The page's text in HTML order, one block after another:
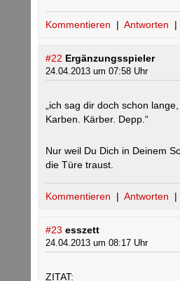
Kommentieren | Antworten |
#22 Ergänzungsspieler
24.04.2013 um 07:58 Uhr
„ich sag dir doch schon
Karben. Kärber. Depp.“
Nur weil Du Dich in Deinem
die Türe traust.
Kommentieren | Antworten |
#23 esszett
24.04.2013 um 08:17 Uhr
ZITAT: